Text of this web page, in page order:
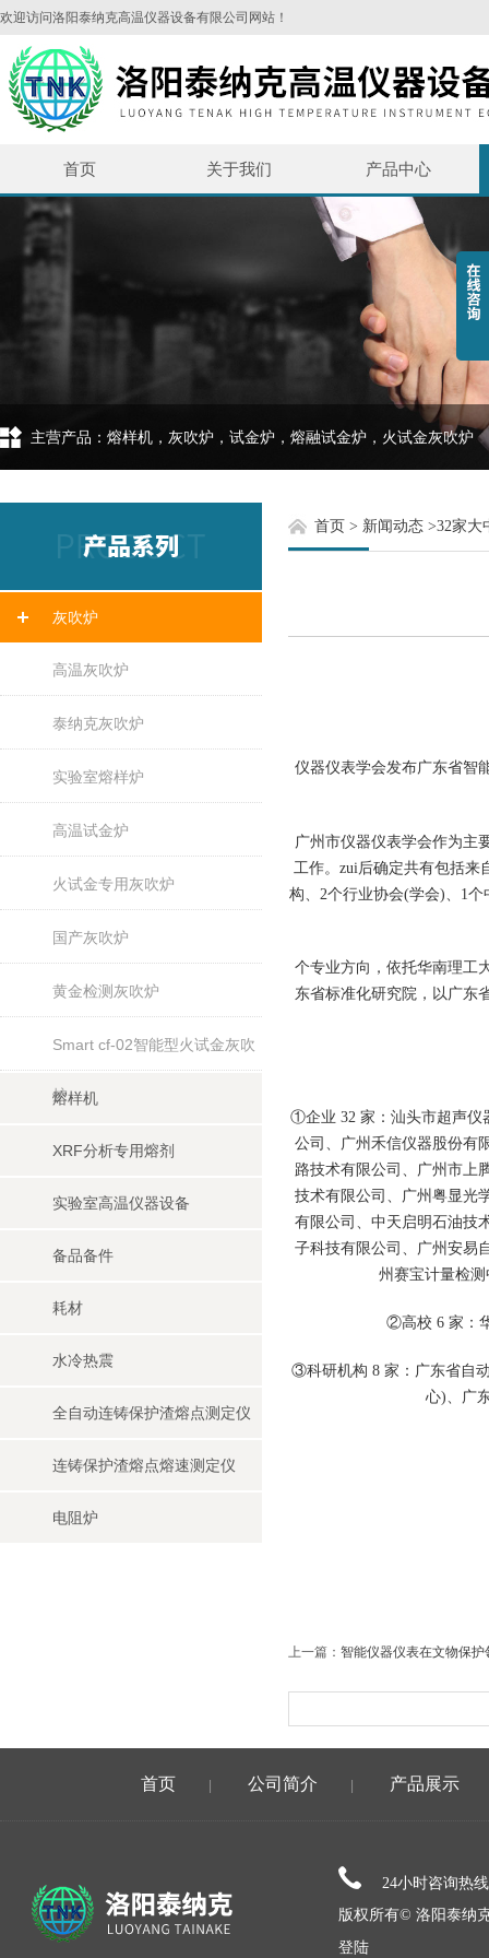
欢迎访问洛阳泰纳克高温仪器设备有限公司网站！
首页 关于我们 产品中心
主营产品：熔样机，灰吹炉，试金炉，熔融试金炉，火试金灰吹炉
灰吹炉
高温灰吹炉
泰纳克灰吹炉
实验室熔样炉
高温试金炉
火试金专用灰吹炉
国产灰吹炉
黄金检测灰吹炉
Smart cf-02智能型火试金灰吹
炉
熔样机
XRF分析专用熔剂
实验室高温仪器设备
备品备件
耗材
水冷热震
全自动连铸保护渣熔点测定仪
连铸保护渣熔点熔速测定仪
电阻炉
首页 > 新闻动态 >32家大
仪器仪表学会发布广东省智
广州市仪器仪表学会作为主
工作。zui后确定共有包括来
构、2个行业协会(学会)、1
个专业方向，依托华南理工
东省标准化研究院，以广东
①企业 32 家：汕头市超声仪
公司、广州禾信仪器股份有
路技术有限公司、广州市上
技术有限公司、广州粤显光
有限公司、中天启明石油技
子科技有限公司、广州安易
州赛宝计量检
②高校 6 家：
③科研机构 8 家：广东省自
心)、广
上一篇： 智能仪器仪表在文物保护
首页 公司简介 产品展示
24小时咨询热
版权所有© 洛阳泰纳
登陆